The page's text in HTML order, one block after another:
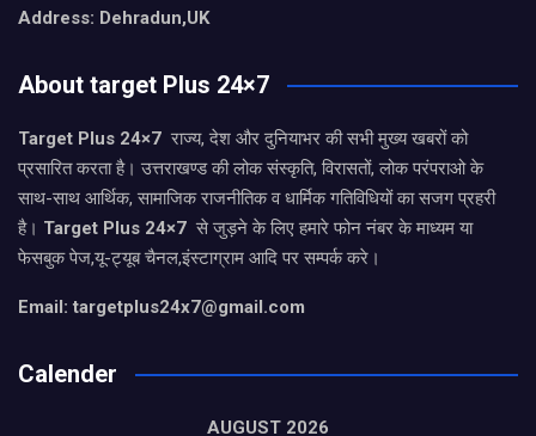
Address: Dehradun,UK
About target Plus 24×7
Target Plus 24×7 राज्य, देश और दुनियाभर की सभी मुख्य खबरों को
प्रसारित करता है। उत्तराखण्ड की लोक संस्कृति, विरासतों, लोक परंपराओ के
साथ-साथ आर्थिक, सामाजिक राजनीतिक व धार्मिक गतिविधियों का सजग प्रहरी
है। Target Plus 24×7 से जुड़ने के लिए हमारे फोन नंबर के माध्यम या
फेसबुक पेज,यू-ट्यूब चैनल,इंस्टाग्राम आदि पर सम्पर्क करे।
Email: targetplus24x7@gmail.com
Calender
AUGUST 2026